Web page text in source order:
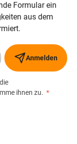
Formular ein
aus dem
Anmelden
ihnen zu. *